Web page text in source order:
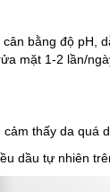
bằng độ pH,
mặt 1-2 lần/
thấy da quá
dầu tự nhiên